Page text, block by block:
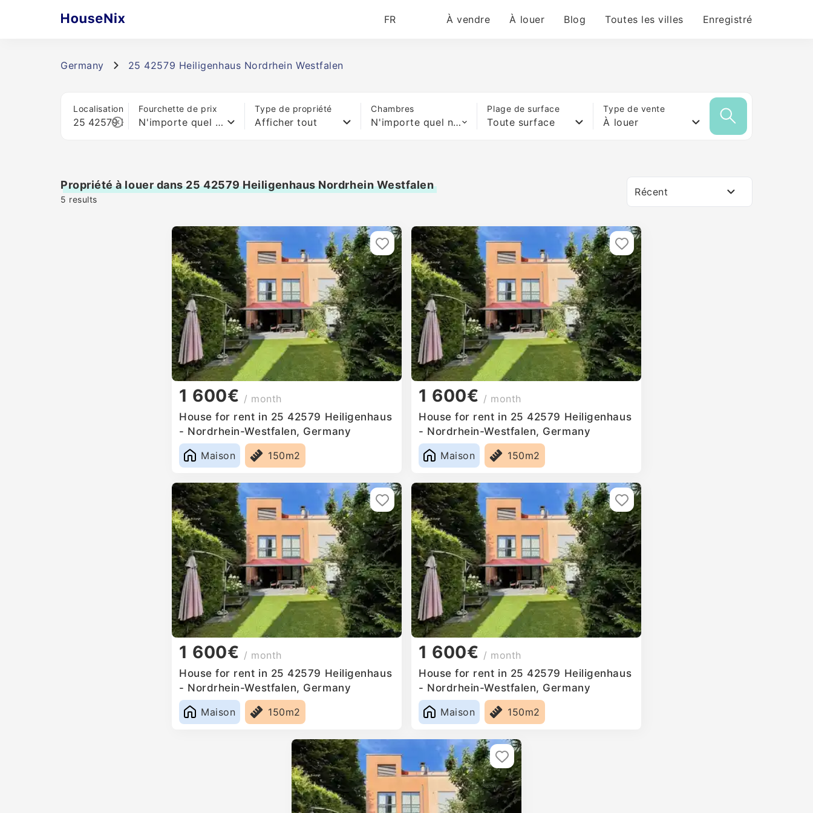
FR À vendre À louer Blog Toutes les villes Enregistré
Germany 25 42579 Heiligenhaus Nordrhein Westfalen
Localisation Fourchette de prix
N'importe quel prix
Type de propriété
Afficher tout
Chambres
N'importe quel nombre de lits
Plage de surface
Toute surface
Type de vente
À louer
Propriété à louer dans 25 42579 Heiligenhaus Nordrhein Westfalen
5 results
Récent
1 600€ / month
House for rent in 25 42579 Heiligenhaus
- Nordrhein-Westfalen, Germany
Maison
150m2
1 600€ / month
House for rent in 25 42579 Heiligenhaus
- Nordrhein-Westfalen, Germany
Maison
150m2
1 600€ / month
House for rent in 25 42579 Heiligenhaus
- Nordrhein-Westfalen, Germany
Maison
150m2
1 600€ / month
House for rent in 25 42579 Heiligenhaus
- Nordrhein-Westfalen, Germany
Maison
150m2